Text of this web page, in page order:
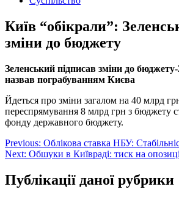
Київ “обікрали”:
зміни до бюджету
Зеленський підписав зміни до
назвав пограбуванням Києва
Йдеться про зміни загалом на 40 млрд
переспрямування 8 млрд грн з бюджету
фонду державного бюджету.
Навігація
записів
Previous: Облікова ставка НБУ:
Next: Обшуки в Київраді: тиск на
Публікації даної рубрики